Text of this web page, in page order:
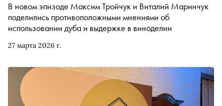
27 марта 2026 г.
В новом эпизоде Максим Тройчук и Виталий Маринчук
поделились противоположными мнениями об
использовании дуба и выдержке в виноделии